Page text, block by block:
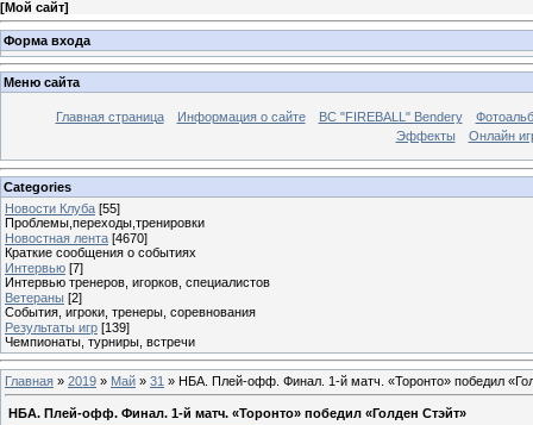
[Мой сайт]
Форма входа
Меню сайта
Главная страница Информация о сайте BC "FIREBALL" Bendery
Эффекты
Онлайн
Categories
Новости Клуба [55]
Проблемы,переходы,тренировки
Новостная лента [4670]
Краткие сообщения о событиях
Интервью [7]
Интервью тренеров, игорков, специалистов
Ветераны [2]
События, игроки, тренеры, соревнования
Результаты игр [139]
Чемпионаты, турниры, встречи
Главная » 2019 » Май » 31 » НБА. Плей-офф. Финал. 1-й матч. «Торонто» победил
НБА. Плей-офф. Финал. 1-й матч. «Торонто» победил «Голден Стэйт»